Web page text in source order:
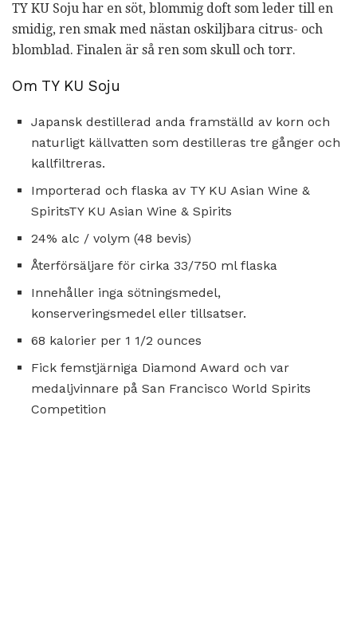
TY KU Soju har en söt, blommig doft som leder till en
smidig, ren smak med nästan oskiljbara citrus- och
blomblad. Finalen är så ren som skull och torr.
Om TY KU Soju
Japansk destillerad anda framställd av korn och
naturligt källvatten som destilleras tre gånger och
kallfiltreras.
Importerad och flaska av TY KU Asian Wine &
SpiritsTY KU Asian Wine & Spirits
24% alc / volym (48 bevis)
Återförsäljare för cirka 33/750 ml flaska
Innehåller inga sötningsmedel,
konserveringsmedel eller tillsatser.
68 kalorier per 1 1/2 ounces
Fick femstjärniga Diamond Award och var
medaljvinnare på San Francisco World Spirits
Competition